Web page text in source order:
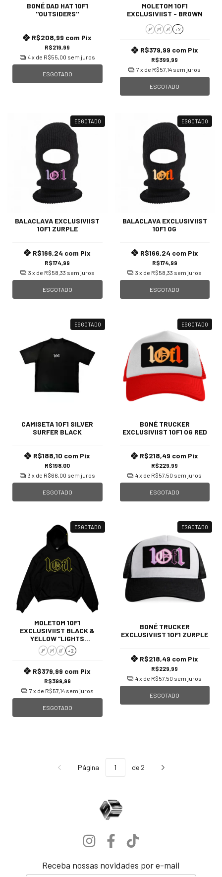
BONÉ DAD HAT 1OF1
"OUTSIDERS"
R$219,99
R$208,99 com Pix
4x de R$55,00 sem juros
ESGOTADO
MOLETOM 1OF1
EXCLUSIVIIST - BROWN
P M G + 2
R$399,99
R$379,99 com Pix
7 x de R$57,14 sem juros
ESGOTADO
ESGOTADO
BALACLAVA EXCLUSIVIIST
1OF1 ZURPLE
R$174,99
R$166,24 com Pix
3 x de R$58,33 sem juros
ESGOTADO
ESGOTADO
BALACLAVA EXCLUSIVIIST
1OF1 OG
R$174,99
R$166,24 com Pix
3 x de R$58,33 sem juros
ESGOTADO
ESGOTADO
CAMISETA 1OF1 SILVER
SURFER BLACK
R$198,00
R$188,10 com Pix
3 x de R$66,00 sem juros
ESGOTADO
ESGOTADO
BONÉ TRUCKER
EXCLUSIVIIST 1OF1 OG RED
R$229,99
R$218,49 com Pix
4x de R$57,50 sem juros
ESGOTADO
ESGOTADO
MOLETOM 1OF1
EXCLUSIVIIST BLACK &
YELLOW “LIGHTS
FLASHING”
P M G + 2
R$399,99
R$379,99 com Pix
7 x de R$57,14 sem juros
ESGOTADO
ESGOTADO
BONÉ TRUCKER
EXCLUSIVIIST 1OF1 ZURPLE
R$229,99
R$218,49 com Pix
4x de R$57,50 sem juros
ESGOTADO
Página de 2
Receba nossas novidades por e-mail